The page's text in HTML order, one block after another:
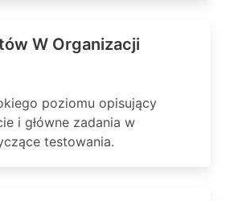
W Organizacji
poziomu opisujący
i główne zadania w
testowania.